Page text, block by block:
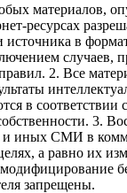
материалов,
ресурсах
источника в
случаев,
2. Все
в соответствии
3.
и иных СМИ в
а равно их
запрещены.